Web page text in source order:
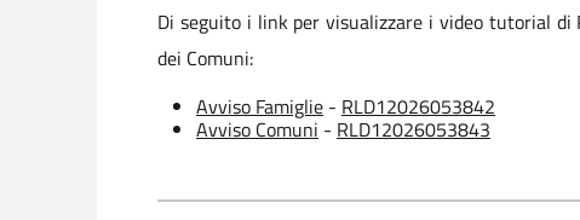
Di seguito i link per visualizzare i video tutorial di
dei Comuni:
Avviso Famiglie - RLD12026053842
Avviso Comuni - RLD12026053843